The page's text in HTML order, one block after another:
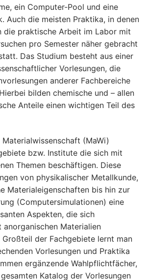
ein Computer-Pool und eine
Auch die meisten Praktika, in denen
die praktische Arbeit im Labor mit
pro Semester näher gebracht
Das Studium besteht aus einer
Vorlesungen, die
anderer Fachbereiche
bilden chemische und – allen
Anteile einen wichtigen Teil des
(MaWi)
bzw. Institute die sich mit
Themen beschäftigen. Diese
von physikalischer Metallkunde,
Materialeigenschaften bis hin zur
(Computersimulationen) eine
Aspekten, die sich
anorganischen Materialien
Großteil der Fachgebiete lernt man
Vorlesungen und Praktika
ergänzende Wahlpflichtfächer,
Katalog der Vorlesungen